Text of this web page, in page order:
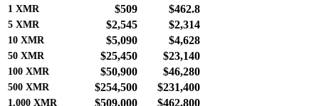
1 XMR $509 $462.8
5 XMR $2,545 $2,314
10 XMR $5,090 $4,628
50 XMR $25,450 $23,140
100 XMR $50,900 $46,280
500 XMR $254,500 $231,400
1,000 XMR $509,000 $462,800